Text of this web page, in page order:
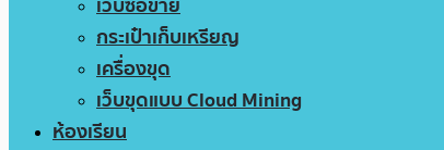
กระเป๋าเก็บเหรียญ
เครื่องขุด
เว็บขุดแบบ Cloud Mining
ห้องเรียน